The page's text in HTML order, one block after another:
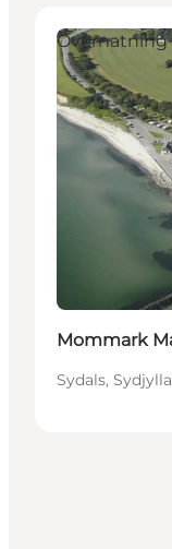
Overnatning
Mommark
Sydals,